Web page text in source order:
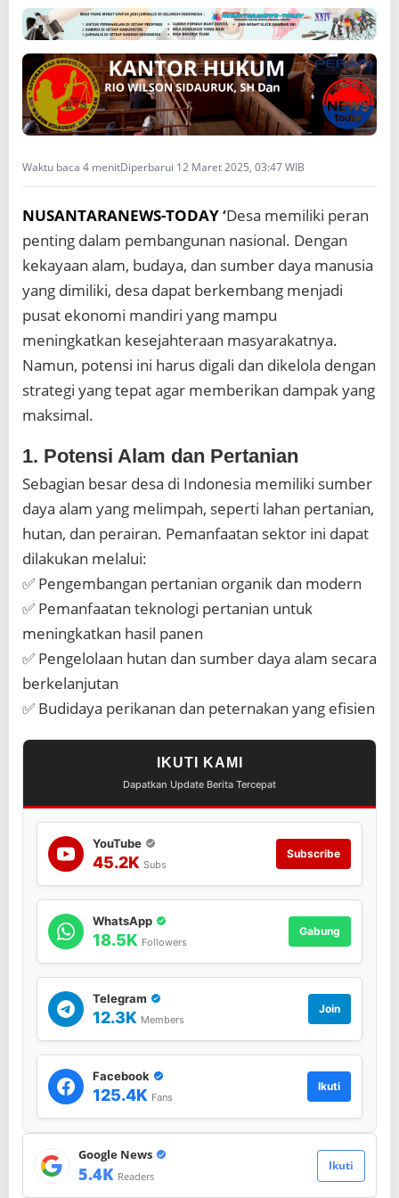
d
a
n
K
e
s
e
j
h
t
r
a
n
M
s
y
r
a
Waktu baca 4 menitDiperbarui 12 Maret 2025, 03:47 WIB
NUSANTARANEWS-TODAY‘Desa memiliki peran
penting dalam pembangunan nasional. Dengan
kekayaan alam, budaya, dan sumber daya manusia
yang dimiliki, desa dapat berkembang menjadi
pusat ekonomi mandiri yang mampu
meningkatkan kesejahteraan masyarakatnya.
Namun, potensi ini harus digali dan dikelola dengan
strategi yang tepat agar memberikan dampak yang
maksimal.
1. Potensi Alam dan Pertanian
Sebagian besar desa di Indonesia memiliki sumber
daya alam yang melimpah, seperti lahan pertanian,
hutan, dan perairan. Pemanfaatan sektor ini dapat
dilakukan melalui:
✅ Pengembangan pertanian organik dan modern
✅ Pemanfaatan teknologi pertanian untuk
meningkatkan hasil panen
✅ Pengelolaan hutan dan sumber daya alam secara
berkelanjutan
✅ Budidaya perikanan dan peternakan yang efisien
IKUTI KAMI
Dapatkan Update Berita Tercepat
YouTube
45.2K Subs
Subscribe
WhatsApp
18.5K Followers
Gabung
Telegram
12.3K Members
Join
Facebook
125.4K Fans
Ikuti
Google News
5.4K Readers
Ikuti